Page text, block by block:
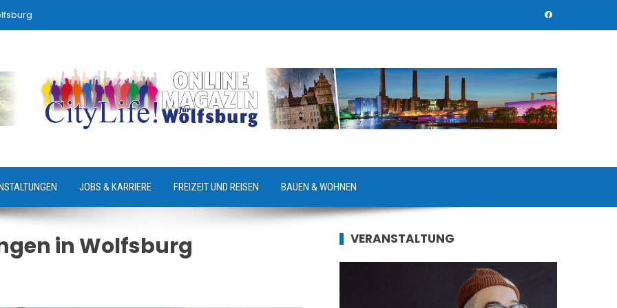
JOBS & KARRIERE FREIZEIT UND REISEN BAUEN & WOHNEN
in Wolfsburg VERANSTALTUNG